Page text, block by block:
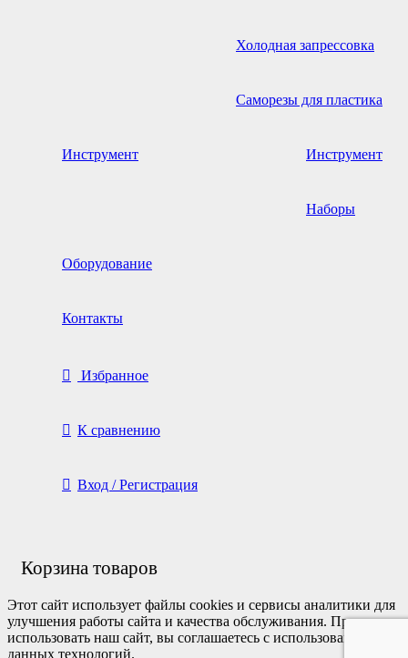
Холодная запрессовка
Саморезы для пластика
Инструмент Инструмент
Наборы
Оборудование
Контакты
Избранное
К сравнению
Вход / Регистрация
Корзина товаров
Этот сайт использует файлы cookies и сервисы аналитики для
улучшения работы сайта и качества обслуживания. Продолжая
использовать наш сайт, вы соглашаетесь с использованием
данных технологий.